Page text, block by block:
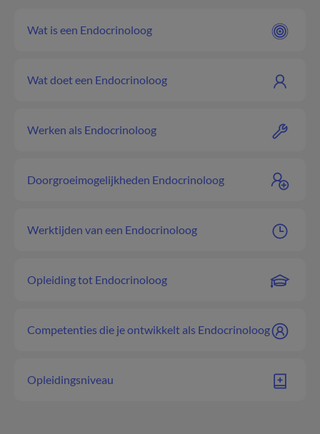
Wat is een Endocrinoloog
Wat doet een Endocrinoloog
Werken als Endocrinoloog
Doorgroeimogelijkheden Endocrinoloog
Werktijden van een Endocrinoloog
Opleiding tot Endocrinoloog
Competenties die je ontwikkelt als Endocrinoloog
Opleidingsniveau